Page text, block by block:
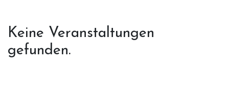
Keine Veranstaltungen
gefunden.